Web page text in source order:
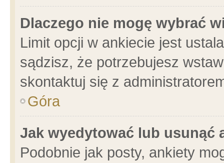
Dlaczego nie mogę wybrać
Limit opcji w ankiecie jest
sądzisz, że potrzebujesz
skontaktuj się z
Góra
Jak wyedytować lub usunąć
Podobnie jak posty, ankiety